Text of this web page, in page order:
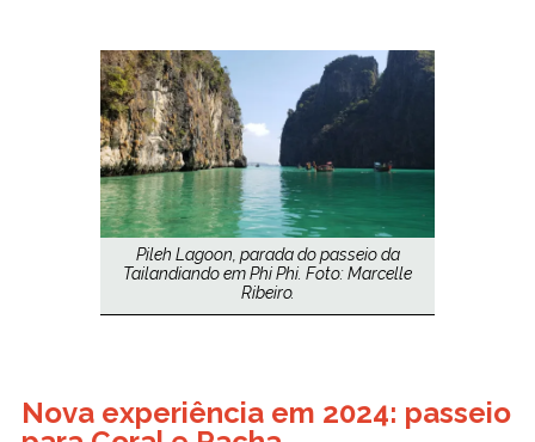
Pileh Lagoon, parada do passeio da
Tailandiando em Phi Phi. Foto: Marcelle
Ribeiro.
Nova experiência em 2024: passeio